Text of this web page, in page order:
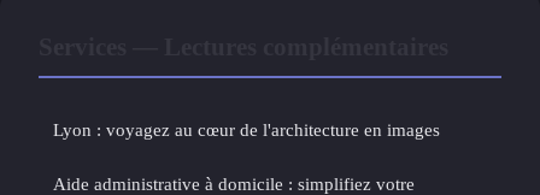
Lyon : voyagez au cœur de l'architecture en images
Aide administrative à domicile : simplifiez votre